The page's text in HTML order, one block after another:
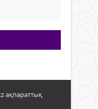
ақпараттық